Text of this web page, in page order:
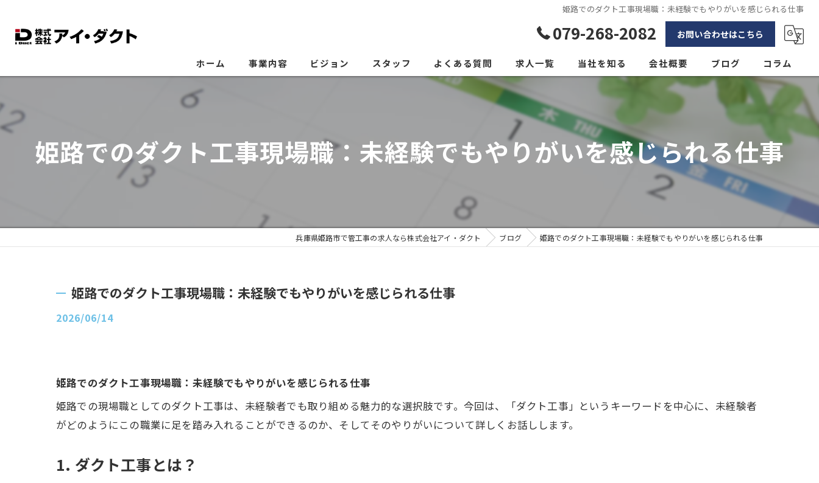
姫路でのダクト工事現場職：未経験でもやりがいを感じられる仕事
079-268-2082 お問い合わせはこちら
ホーム 事業内容 ビジョン スタッフ よくある質問 求人一覧 当社を知る
たつの市の管工事
正社員
会社概要 ブログ コラム
姫路でのダクト工事現場職：未経験でもやりがいを感じられる仕事
兵庫県姫路市で管工事の求人なら株式会社アイ・ダクト ブログ 姫路でのダクト工事現場職：未経験でもやりがいを感じられる仕事
姫路でのダクト工事現場職：未経験でもやりがいを感じられる仕事
2026/06/14
姫路でのダクト工事現場職：未経験でもやりがいを感じられる仕事
姫路での現場職としてのダクト工事は、未経験者でも取り組める魅力的な選択肢です。今回は、「ダクト工事」というキーワードを中心に、未経験者
がどのようにこの職業に足を踏み入れることができるのか、そしてそのやりがいについて詳しくお話しします。
1. ダクト工事とは？